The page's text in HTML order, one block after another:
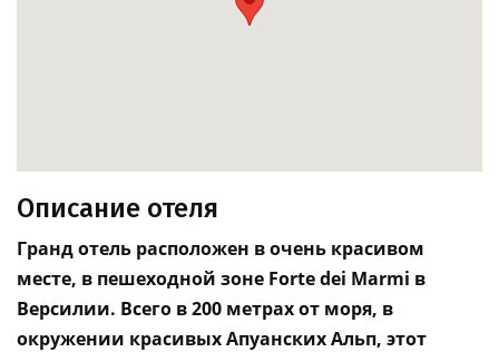
Описание отеля
Гранд отель расположен в очень красивом
месте, в пешеходной зоне Forte dei Marmi в
Версилии. Всего в 200 метрах от моря, в
окружении красивых Апуанских Альп, этот